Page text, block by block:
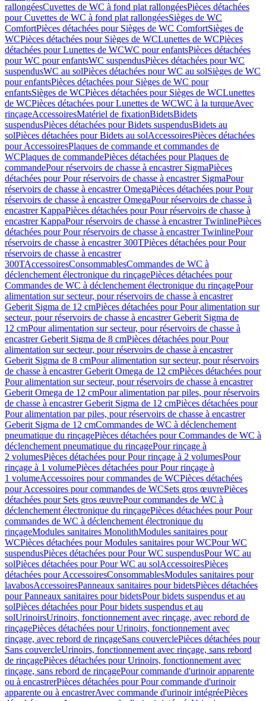
rallongéesCuvettes de WC à fond plat rallongéesPièces détachées
pour Cuvettes de WC à fond plat rallongéesSièges de WC
ComfortPièces détachées pour Sièges de WC ComfortSièges de
WCPièces détachées pour Sièges de WCLunettes de WCPièces
détachées pour Lunettes de WCWC pour enfantsPièces détachées
pour WC pour enfantsWC suspendusPièces détachées pour WC
suspendusWC au solPièces détachées pour WC au solSièges de WC
pour enfantsPièces détachées pour Sièges de WC pour
enfantsSièges de WCPièces détachées pour Sièges de WCLunettes
de WCPièces détachées pour Lunettes de WCWC à la turqueAvec
rinçageAccessoiresMatériel de fixationBidetsBidets
suspendusPièces détachées pour Bidets suspendusBidets au
solPièces détachées pour Bidets au solAccessoiresPièces détachées
pour AccessoiresPlaques de commande et commandes de
WCPlaques de commandePièces détachées pour Plaques de
commandePour réservoirs de chasse à encastrer SigmaPièces
détachées pour Pour réservoirs de chasse à encastrer SigmaPour
réservoirs de chasse à encastrer OmegaPièces détachées pour Pour
réservoirs de chasse à encastrer OmegaPour réservoirs de chasse à
encastrer KappaPièces détachées pour Pour réservoirs de chasse à
encastrer KappaPour réservoirs de chasse à encastrer TwinlinePièces
détachées pour Pour réservoirs de chasse à encastrer TwinlinePour
réservoirs de chasse à encastrer 300TPièces détachées pour Pour
réservoirs de chasse à encastrer
300TAccessoiresConsommablesCommandes de WC à
déclenchement électronique du rinçagePièces détachées pour
Commandes de WC à déclenchement électronique du rinçagePour
alimentation sur secteur, pour réservoirs de chasse à encastrer
Geberit Sigma de 12 cmPièces détachées pour Pour alimentation sur
secteur, pour réservoirs de chasse à encastrer Geberit Sigma de
12 cmPour alimentation sur secteur, pour réservoirs de chasse à
encastrer Geberit Sigma de 8 cmPièces détachées pour Pour
alimentation sur secteur, pour réservoirs de chasse à encastrer
Geberit Sigma de 8 cmPour alimentation sur secteur, pour réservoirs
de chasse à encastrer Geberit Omega de 12 cmPièces détachées pour
Pour alimentation sur secteur, pour réservoirs de chasse à encastrer
Geberit Omega de 12 cmPour alimentation par piles, pour réservoirs
de chasse à encastrer Geberit Sigma de 12 cmPièces détachées pour
Pour alimentation par piles, pour réservoirs de chasse à encastrer
Geberit Sigma de 12 cmCommandes de WC à déclenchement
pneumatique du rinçagePièces détachées pour Commandes de WC à
déclenchement pneumatique du rinçagePour rinçage à
2 volumesPièces détachées pour Pour rinçage à 2 volumesPour
rinçage à 1 volumePièces détachées pour Pour rinçage à
1 volumeAccessoires pour commandes de WCPièces détachées
pour Accessoires pour commandes de WCSets gros œuvrePièces
détachées pour Sets gros œuvrePour commandes de WC à
déclenchement électronique du rinçagePièces détachées pour Pour
commandes de WC à déclenchement électronique du
rinçageModules sanitaires MonolithModules sanitaires pour
WCPièces détachées pour Modules sanitaires pour WCPour WC
suspendusPièces détachées pour Pour WC suspendusPour WC au
solPièces détachées pour Pour WC au solAccessoiresPièces
détachées pour AccessoiresConsommablesModules sanitaires pour
lavabosAccessoiresPanneaux sanitaires pour bidetsPièces détachées
pour Panneaux sanitaires pour bidetsPour bidets suspendus et au
solPièces détachées pour Pour bidets suspendus et au
solUrinoirsUrinoirs, fonctionnement avec rinçage, avec rebord de
rinçagePièces détachées pour Urinoirs, fonctionnement avec
rinçage, avec rebord de rinçageSans couverclePièces détachées pour
Sans couvercleUrinoirs, fonctionnement avec rinçage, sans rebord
de rinçagePièces détachées pour Urinoirs, fonctionnement avec
rinçage, sans rebord de rinçagePour commande d'urinoir apparente
ou à encastrerPièces détachées pour Pour commande d'urinoir
apparente ou à encastrerAvec commande d'urinoir intégréePièces